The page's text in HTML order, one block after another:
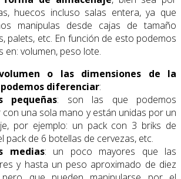
huecos incluso salas entera, ya que
manipulas desde cajas de tamaño
palets, etc. En función de esto podemos
en: volumen, peso lote.
o las dimensiones de la
diferenciar:
pequeñas: son las que podemos
con una sola mano y están unidas por un
por ejemplo: un pack con 3 briks de
pack de 6 botellas de cervezas, etc.
medias: un poco mayores que las
y hasta un peso aproximado de diez